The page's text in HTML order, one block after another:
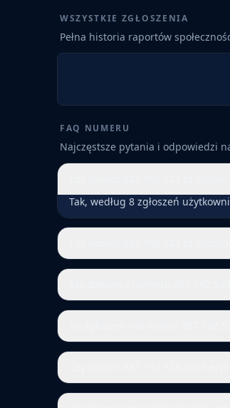
WSZYSTKIE ZGŁOSZENIA
Pełna historia raportów
FAQ NUMERU
Najczęstsze pytania i odpowiedzi
Tak, według 8 zgłoszeń